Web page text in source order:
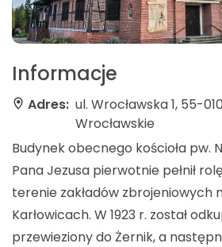
Informacje
Adres: ul. Wrocławska 1, 55-
Wrocławskie
Budynek obecnego kościoła pw.
Pana Jezusa pierwotnie pełnił
terenie zakładów zbrojeniowych
Karłowicach. W 1923 r. został
przewieziony do Żernik, a